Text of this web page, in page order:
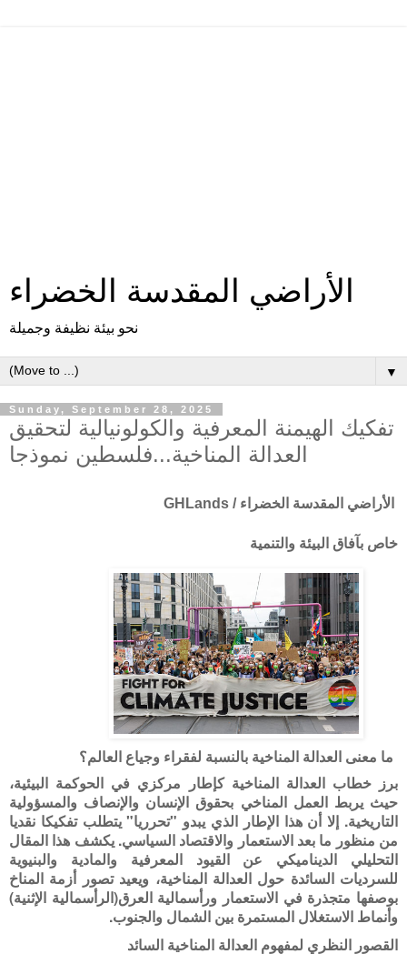
الأراضي المقدسة الخضراء
نحو بيئة نظيفة وجميلة
▼
Sunday, September 28, 2025
تفكيك الهيمنة المعرفية والكولونيالية لتحقيق
العدالة المناخية...فلسطين نموذجا
الأراضي المقدسة الخضراء / GHLands
خاص بآفاق البيئة والتنمية
ما معنى العدالة المناخية بالنسبة لفقراء وجياع العالم؟
برز خطاب العدالة المناخية كإطار مركزي في الحوكمة البيئية،
حيث يربط العمل المناخي بحقوق الإنسان والإنصاف والمسؤولية
التاريخية. إلا أن هذا الإطار الذي يبدو "تحرريا" يتطلب تفكيكا نقديا
من منظور ما بعد الاستعمار والاقتصاد السياسي. يكشف هذا المقال
التحليلي الديناميكي عن القيود المعرفية والمادية والبنيوية
للسرديات السائدة حول العدالة المناخية، ويعيد تصور أزمة المناخ
بوصفها متجذرة في الاستعمار ورأسمالية العرق(الرأسمالية الإثنية)
وأنماط الاستغلال المستمرة بين الشمال والجنوب.
القصور النظري لمفهوم العدالة المناخية السائد